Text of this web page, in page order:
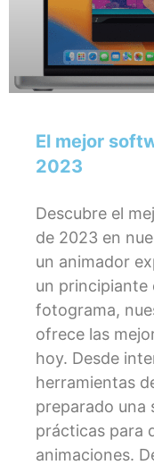
El mejor
2023
Descubre el
de 2023 en
un animador
un principiante
fotograma,
ofrece las
hoy. Desde
herramientas
preparado una
prácticas para
animaciones.